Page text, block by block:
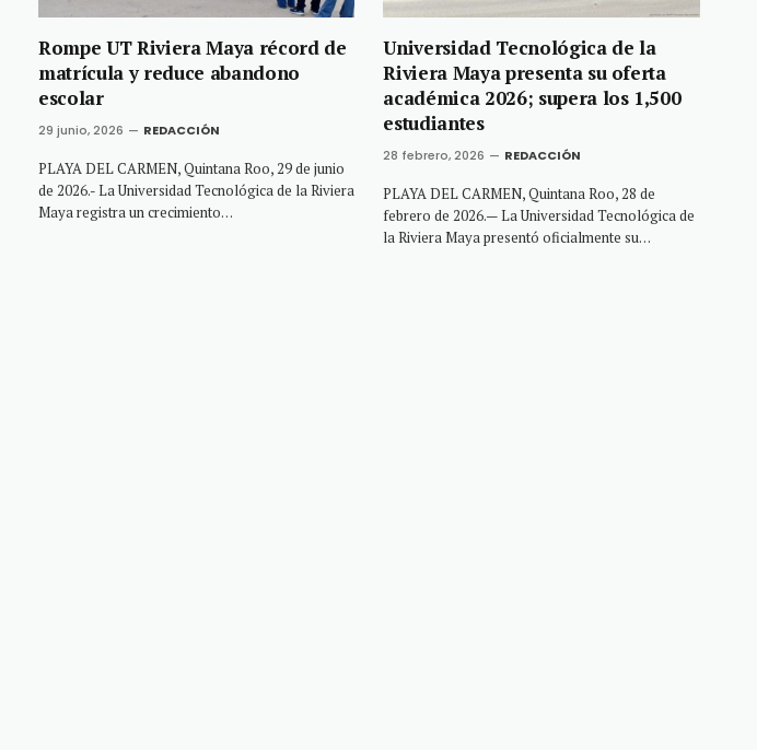
Rompe UT Riviera Maya récord de
matrícula y reduce abandono
escolar
29 junio, 2026 REDACCIÓN
PLAYA DEL CARMEN, Quintana Roo, 29 de junio
de 2026.- La Universidad Tecnológica de la Riviera
Maya registra un crecimiento…
Universidad Tecnológica de la
Riviera Maya presenta su oferta
académica 2026; supera los 1,500
estudiantes
28 febrero, 2026 REDACCIÓN
PLAYA DEL CARMEN, Quintana Roo, 28 de
febrero de 2026.— La Universidad Tecnológica de
la Riviera Maya presentó oficialmente su…